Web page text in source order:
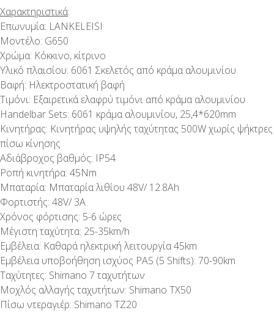
Χαρακτηριστικά:
Επωνυμία: LANKELEISI
Μοντέλο: G650
Χρώμα: Κόκκινο, κίτρινο
Υλικό πλαισίου: 6061 Σκελετός από κράμα αλουμινίου
Βαφή: Ηλεκτροστατική βαφή
Τιμόνι: Εξαιρετικά ελαφρύ τιμόνι από κράμα αλουμινίου
Handelbar Sets: 6061 κράμα αλουμινίου, 25,4*620mm
Κινητήρας: Κινητήρας υψηλής ταχύτητας 500W χωρίς ψήκτρες
πίσω κίνησης
Αδιάβροχος βαθμός: IP54
Ροπή κινητήρα: 45Nm
Μπαταρία: Μπαταρία λιθίου 48V/ 12.8Ah
Φορτιστής: 48V/ 3A
Χρόνος φόρτισης: 5-6 ώρες
Μέγιστη ταχύτητα: 25-35km/h
Εμβέλεια: Καθαρά ηλεκτρική λειτουργία 45km
Εμβέλεια υποβοήθηση ισχύος PAS (5 Shifts): 70-90km
Ταχύτητες: Shimano 7 ταχυτήτων
Μοχλός αλλαγής ταχυτήτων: Shimano TX50
Πίσω ντεραγιέρ: Shimano TZ20